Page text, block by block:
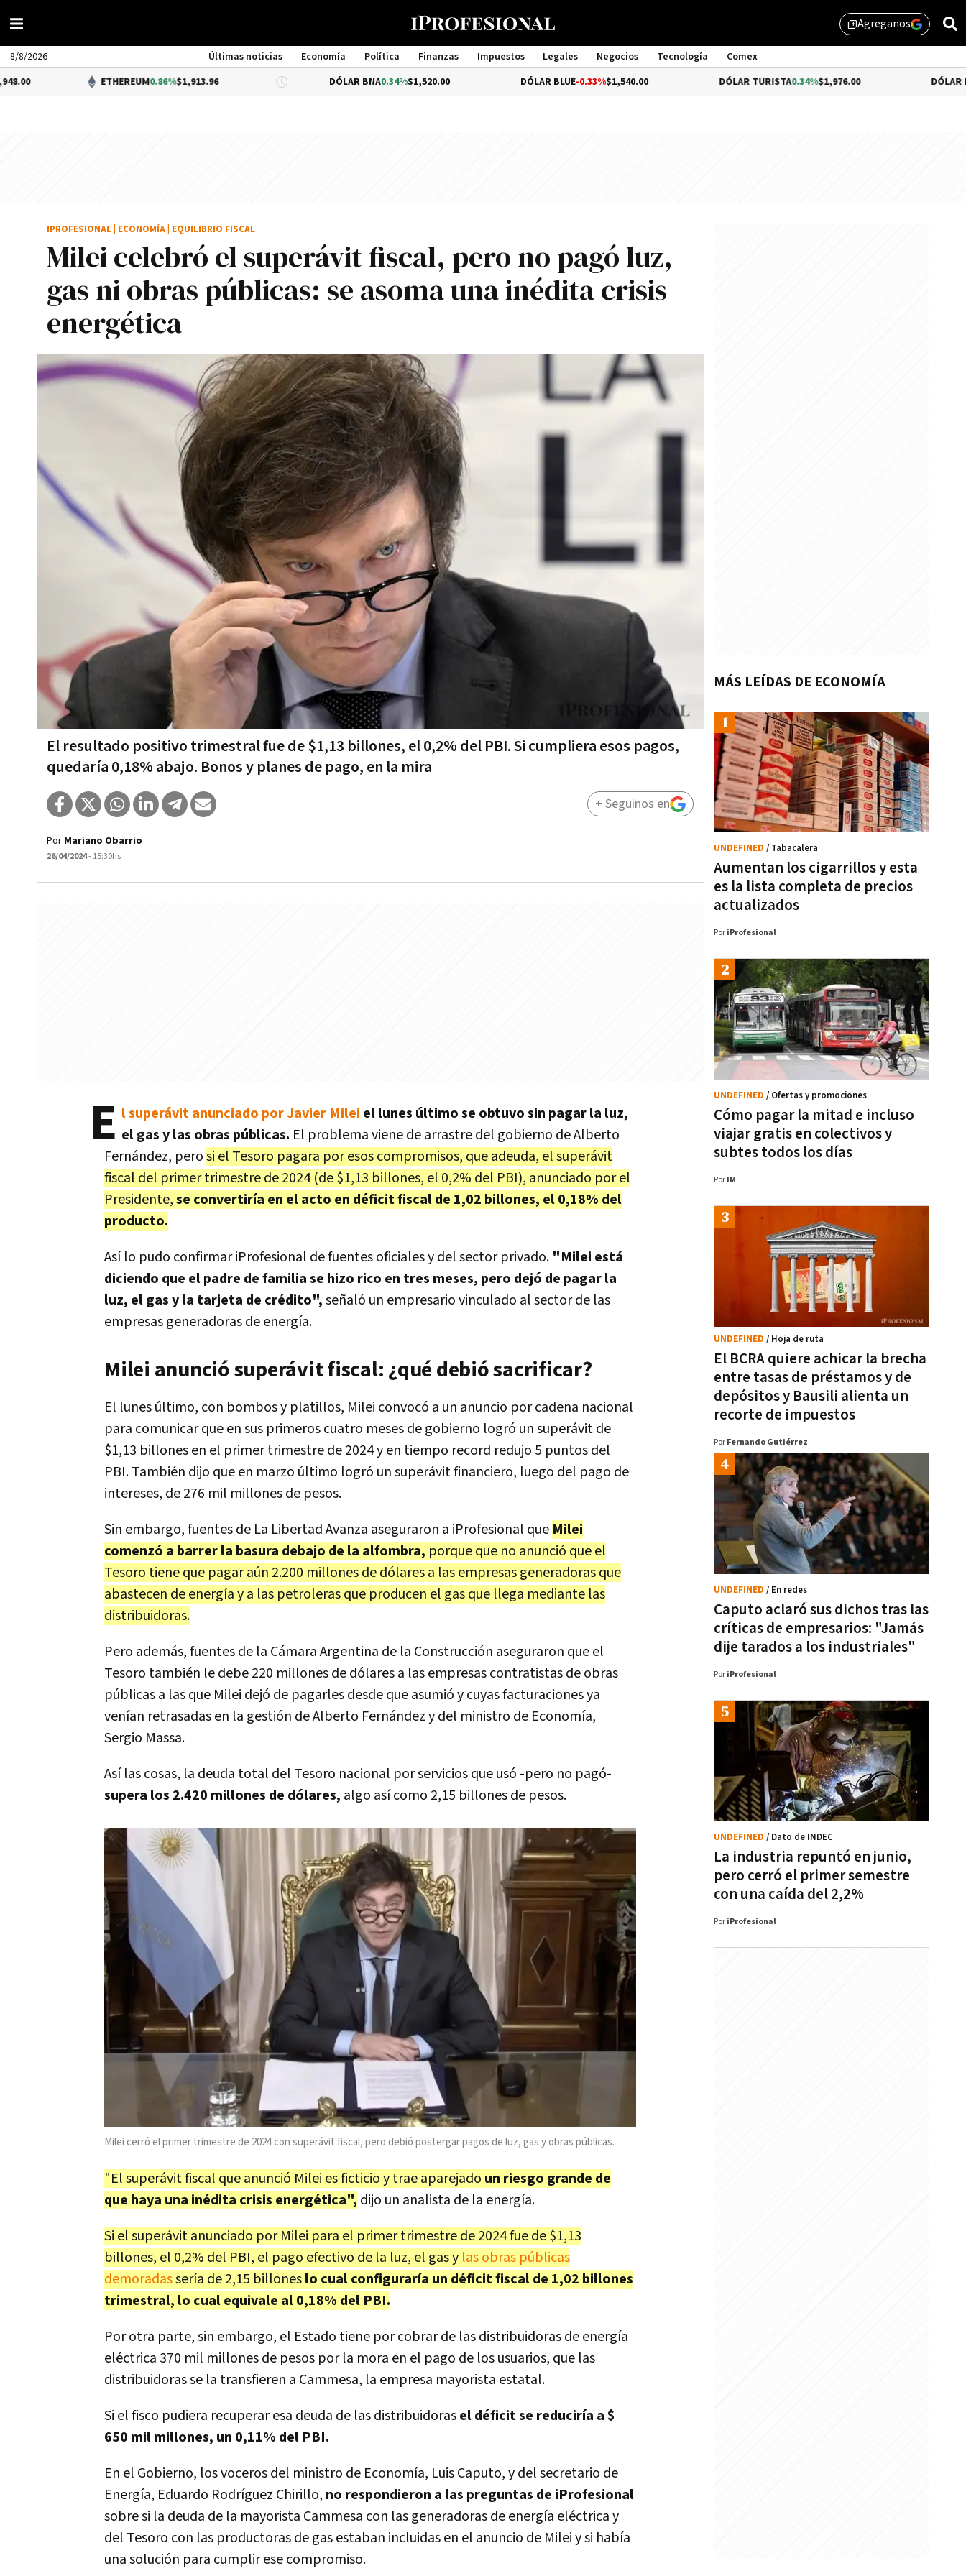
library_addAgreganos
8/8/2026 Últimas noticias Economía Política Finanzas Impuestos Legales Negocios Tecnología
Comex
Management
0.86%$1,913.96 DÓLAR BNA 0.34%$1,520.00 -0.33%$1,540.00 DÓLAR TURISTA0.34%$1,976.00 -0.54%
Milei celebró el superávit fiscal, pero no pagó luz,
gas ni obras públicas: se asoma una inédita crisis
energética
El resultado positivo trimestral fue de $1,13 billones, el 0,2% del PBI. Si cumpliera esos pagos,
quedaría 0,18% abajo. Bonos y planes de pago, en la mira
IPROFESIONAL ECONOMÍA EQUILIBRIO FISCAL
Por Mariano Obarrio
26/04/2024- 15:30hs
+ Seguinos en
E l superávit anunciado por Javier Milei el lunes último se obtuvo sin pagar la luz,
el gas y las obras públicas. El problema viene de arrastre del gobierno de Alberto
Fernández, perosi el Tesoro pagara por esos compromisos, que adeuda, el superávit
fiscal del primer trimestre de 2024 (de $1,13 billones, el 0,2% del PBI), anunciado por el
Presidente,se convertiría en el acto en déficit fiscal de 1,02 billones, el 0,18% del
producto.
Así lo pudo confirmar iProfesional de fuentes oficiales y del sector privado. "Milei está
diciendo que el padre de familia se hizo rico en tres meses, pero dejó de pagar la
luz, el gas y la tarjeta de crédito",señaló un empresario vinculado al sector de las
empresas generadoras de energía.
Milei anunció superávit fiscal: ¿qué debió sacrificar?
El lunes último, con bombos y platillos, Milei convocó a un anuncio por cadena nacional
para comunicar que en sus primeros cuatro meses de gobierno logró un superávit de
$1,13 billones en el primer trimestre de 2024 y en tiempo record redujo 5 puntos del
PBI. También dijo que en marzo último logró un superávit financiero, luego del pago de
intereses, de 276 mil millones de pesos.
Sin embargo, fuentes de La Libertad Avanza aseguraron a iProfesional que Milei
comenzó a barrer la basura debajo de la alfombra, porque que no anunció que el
Tesoro tiene que pagar aún 2.200 millones de dólares a las empresas generadoras que
abastecen de energía y a las petroleras que producen el gas que llega mediante las
distribuidoras.
Pero además, fuentes de la Cámara Argentina de la Construcción aseguraron que el
Tesoro también le debe 220 millones de dólares a las empresas contratistas de obras
públicas a las que Milei dejó de pagarles desde que asumió y cuyas facturaciones ya
venían retrasadas en la gestión de Alberto Fernández y del ministro de Economía,
Sergio Massa.
Así las cosas, la deuda total del Tesoro nacional por servicios que usó -pero no pagó-
supera los 2.420 millones de dólares, algo así como 2,15 billones de pesos.
Milei cerró el primer trimestre de 2024 con superávit fiscal, pero debió postergar pagos de luz, gas y obras públicas.
"El superávit fiscal que anunció Milei es ficticio y trae aparejado un riesgo grande de
que haya una inédita crisis energética", dijo un analista de la energía.
Si el superávit anunciado por Milei para el primer trimestre de 2024 fue de $1,13
billones, el 0,2% del PBI, el pago efectivo de la luz, el gas y las obras públicas
demoradassería de 2,15 billoneslo cual configuraría un déficit fiscal de 1,02 billones
trimestral, lo cual equivale al 0,18% del PBI.
Por otra parte, sin embargo, el Estado tiene por cobrar de las distribuidoras de energía
eléctrica 370 mil millones de pesos por la mora en el pago de los usuarios, que las
distribuidoras se la transfieren a Cammesa, la empresa mayorista estatal.
Si el fisco pudiera recuperar esa deuda de las distribuidorasel déficit se reduciría a $
650 mil millones, un 0,11% del PBI.
En el Gobierno, los voceros del ministro de Economía, Luis Caputo, y del secretario de
Energía, Eduardo Rodríguez Chirillo, no respondieron a las preguntas de iProfesional
sobre si la deuda de la mayorista Cammesa con las generadoras de energía eléctrica y
del Tesoro con las productoras de gas estaban incluidas en el anuncio de Milei y si había
una solución para cumplir ese compromiso.
MÁS LEÍDAS DE ECONOMÍA
Aumentan los cigarrillos y esta
es la lista completa de precios
actualizados
UNDEFINED / Tabacalera
Por iProfesional
Cómo pagar la mitad e incluso
viajar gratis en colectivos y
subtes todos los días
UNDEFINED / Ofertas y promociones
Por IM
El BCRA quiere achicar la brecha
entre tasas de préstamos y de
depósitos y Bausili alienta un
recorte de impuestos
UNDEFINED / Hoja de ruta
Por Fernando Gutiérrez
Caputo aclaró sus dichos tras las
críticas de empresarios: "Jamás
dije tarados a los industriales"
UNDEFINED / En redes
Por iProfesional
La industria repuntó en junio,
pero cerró el primer semestre
con una caída del 2,2%
UNDEFINED / Dato de INDEC
Por iProfesional